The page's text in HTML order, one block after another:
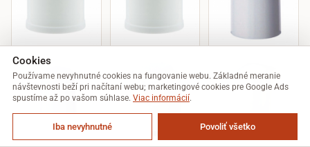
Cookies
Používame nevyhnutné cookies na fungovanie webu. Základné meranie
návštevnosti beží pri načítaní webu; marketingové cookies pre Google Ads
spustíme až po vašom súhlase. Viac informácií.
Iba nevyhnutné Povoliť všetko